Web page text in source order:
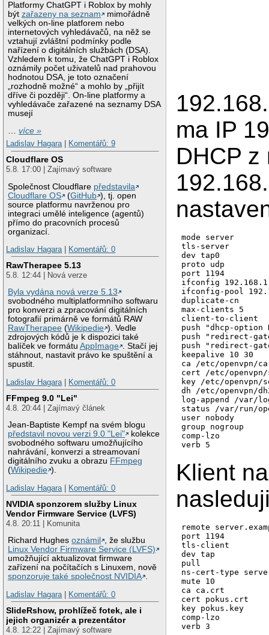
Platformy ChatGPT i Roblox by mohly
býtzařazeny na seznam
mimořádně
velkých on-line platforem nebo
internetových vyhledávačů, na něž se
vztahují zvláštní podmínky podle
nařízení o digitálních službách (DSA).
Vzhledem k tomu, že ChatGPT i Roblox
oznámily počet uživatelů nad prahovou
hodnotou DSA, je toto označení
„rozhodně možné“ a mohlo by „přijít
dříve či později“. On-line platformy a
vyhledávače zařazené na seznamy DSA
musejí
…více »
Ladislav Hagara| Komentářů: 9
Cloudflare OS
5.8. 17:00 | Zajímavý software
Společnost Cloudflare představila
Cloudflare OS
(GitHub ), tj. open
source platformu navrženou pro
integraci umělé inteligence (agentů)
přímo do pracovních procesů
organizací.
Ladislav Hagara| Komentářů: 0
RawTherapee 5.13
5.8. 12:44 | Nová verze
Byla vydána nová verze 5.13
svobodného multiplatformního softwaru
pro konverzi a zpracování digitálních
fotografií primárně ve formátů RAW
RawTherapee (Wikipedie ). Vedle
zdrojových kódů je k dispozici také
balíček ve formátuAppImage . Stačí jej
stáhnout, nastavit právo ke spuštění a
spustit.
Ladislav Hagara| Komentářů: 0
FFmpeg 9.0 "Lei"
4.8. 20:44 | Zajímavý článek
Jean-Baptiste Kempf na svém blogu
představil novou verzi 9.0 "Lei"
kolekce
svobodného softwaru umožňujícího
nahrávání, konverzi a streamovaní
digitálního zvuku a obrazu FFmpeg
(Wikipedie ).
Ladislav Hagara| Komentářů: 0
NVIDIA sponzorem služby Linux
Vendor Firmware Service (LVFS)
4.8. 20:11 | Komunita
Richard Hughesoznámil
, že službu
Linux Vendor Firmware Service (LVFS)
umožňující aktualizovat firmware
zařízení na počítačích s Linuxem, nově
sponzoruje také společnost NVIDIA .
Ladislav Hagara| Komentářů: 0
SlideRshow, prohlížeč fotek, ale i
jejich organizér a prezentátor
4.8. 12:22 | Zajímavý software
ma IP
DHCP
mode server
tls-server
dev tap0
proto udp
port 1194
ifconfig
ifconfig-pool
duplicate-cn
max-clients 5
client-to-client
push "dhcp-option
push "redirect-
push "redirect-
keepalive 10 30
ca /etc/openvpn/
cert /etc/
key /etc/openvpn/
dh /etc/openvpn/
log-append /var/
status /var/run/
user nobody
group nogroup
comp-lzo
verb 5
Klient
remote
port 1194
tls-client
dev tap
pull
ns-cert-type
mute 10
ca ca.crt
cert pokus.crt
key pokus.key
comp-lzo
verb 3